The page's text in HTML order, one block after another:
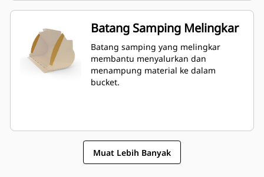
Batang Samping Melingkar
Batang samping yang melingkar
membantu menyalurkan dan
menampung material ke dalam
bucket.
Muat Lebih Banyak